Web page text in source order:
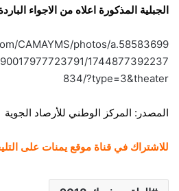
الجبلية المذكورة اعلاه من الاجواء
CAMAYMS/photos/a.58583699
1744877392237
834/?type=3&theater
المصدر: المركز الوطني للأرصاد الجوية
للاشتراك في قناة موقع يمنات على